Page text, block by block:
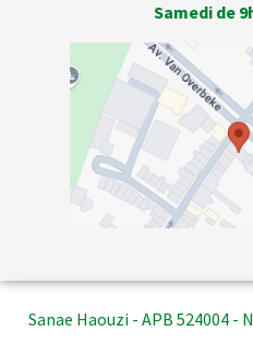
Samedi de
Sanae Haouzi - APB 524004 -